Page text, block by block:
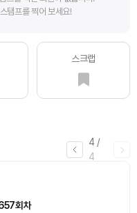
탬프를 찍어 보세요!
스크랩
4 /
4
회차